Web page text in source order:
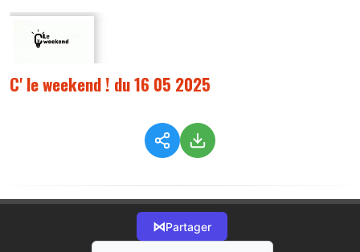
C' le weekend ! du 16 05 2025
⋈Partager